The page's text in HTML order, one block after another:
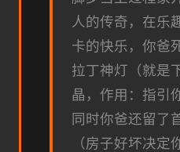
人的传奇，在乐
卡的快乐，你爸
拉丁神灯（就是
晶，作用：指引
同时你爸还留了
（房子好坏决定